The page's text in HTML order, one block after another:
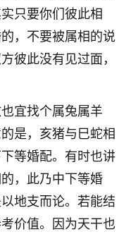
只要你们彼此相
，不要被属相的说
彼此没有见过面，
宜找个属兔属羊
是，亥猪与巳蛇相
等婚配。有时也讲
，此乃中下等婚
地支而论。若能结
价值。因为天干也
的，去检查又没什么大
西医看遍了，找不到问
慧来老师，跟老师聊过
师建议，处理了一些因
有体会了。
聊过之后，最大的感
，万般皆是命，半点
9